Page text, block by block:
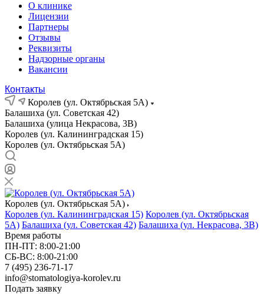
О клинике
Лицензии
Партнеры
Отзывы
Реквизиты
Надзорные органы
Вакансии
Контакты
Королев (ул. Октябрьская 5А)
Балашиха (ул. Советская 42)
Балашиха (улица Некрасова, 3В)
Королев (ул. Калининградская 15)
Королев (ул. Октябрьская 5А)
Королев (ул. Октябрьская 5А)
Королев (ул. Калининградская 15) Королев (ул. Октябрьская
5А) Балашиха (ул. Советская 42) Балашиха (ул. Некрасова, 3В)
Время работы
ПН-ПТ: 8:00-21:00
СБ-ВС: 8:00-21:00
7 (495) 236-71-17
info@stomatologiya-korolev.ru
Подать заявку